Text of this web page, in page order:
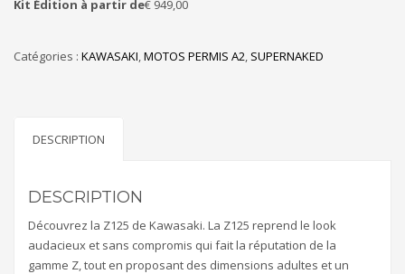
Kit Édition à partir de€ 949,00
Catégories : KAWASAKI,MOTOS PERMIS A2, SUPERNAKED
DESCRIPTION
DESCRIPTION
Découvrez la Z125 de Kawasaki. La Z125 reprend le look
audacieux et sans compromis qui fait la réputation de la
gamme Z, tout en proposant des dimensions adultes et un